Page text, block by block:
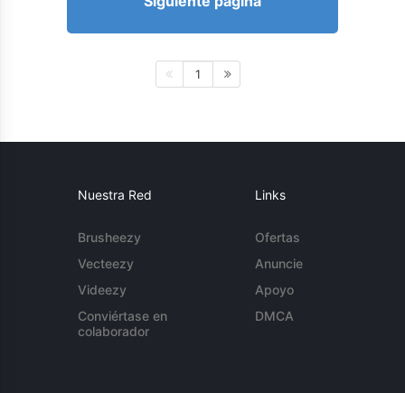
1
Nuestra Red
Brusheezy
Vecteezy
Videezy
Conviértase en
colaborador
Links
Ofertas
Anuncie
Apoyo
DMCA